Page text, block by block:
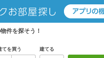
件を探そう！
てを買う 建てる